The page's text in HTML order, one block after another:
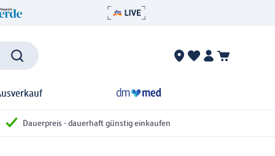
Dauerpreis - dauerhaft günstig einkaufen